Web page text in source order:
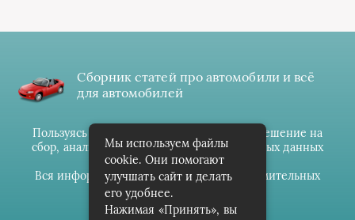
Сборник статей про автомобили и всё
для автомобилей
Пользуясь данным ресурсом вы даёте разрешение на
сбор, анализ и хранение своих персональных данных
согласноПравилам
Вся информация предоставлена в ознакомительных
целях.
Мы используем файлы
cookie. Они помогают
улучшать сайт и делать
его удобнее.
Нажимая «Принять», вы